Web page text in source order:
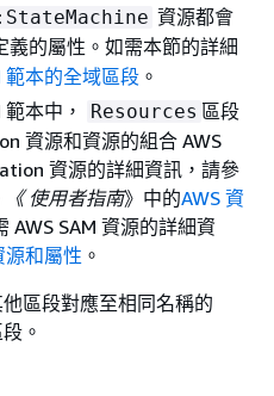
資源都會
義的屬性。如需本節的詳細
範本的全域區段 。
本中， Resources 區段
資源和資源的組合 AWS
資源的詳細資訊，請參
使用者指南》中的AWS 資
AWS SAM 資源的詳細資
源和屬性 。
區段對應至相同名稱的
。